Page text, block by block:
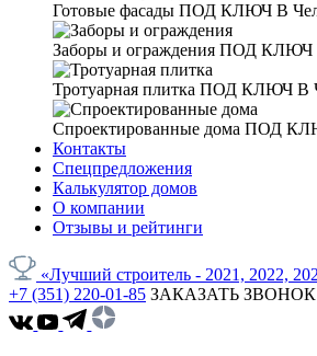
Готовые фасады ПОД КЛЮЧ В
Заборы и ограждения ПОД КЛЮЧ
Тротуарная плитка ПОД КЛЮЧ В
Спроектированные дома ПОД
Контакты
Спецпредложения
Калькулятор домов
О компании
Отзывы и рейтинги
«Лучший строитель - 2021, 2022,
+7 (351) 220-01-85 ЗАКАЗАТЬ ЗВОНОК